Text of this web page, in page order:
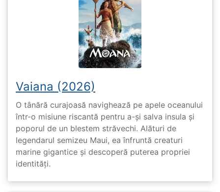
Vaiana (2026)
O tânără curajoasă navighează pe apele oceanului
într-o misiune riscantă pentru a-și salva insula și
poporul de un blestem străvechi. Alături de
legendarul semizeu Maui, ea înfruntă creaturi
marine gigantice și descoperă puterea propriei
identități.